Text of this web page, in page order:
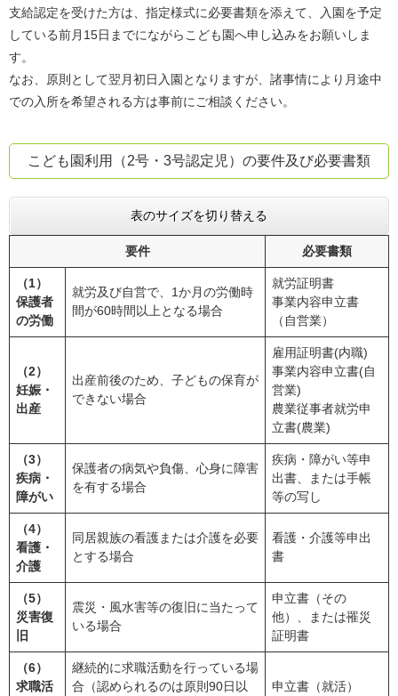
支給認定を受けた方は、指定様式に必要書類を添えて、入園を予定
している前月15日までにながらこども園へ申し込みをお願いしま
す。
なお、原則として翌月初日入園となりますが、諸事情により月途中
での入所を希望される方は事前にご相談ください。
こども園利用（2号・3号認定児）の要件及び必要書類
表のサイズを切り替える
要件 必要書類
（1）
保護者
の労働
就労及び自営で、1か月の労働時
間が60時間以上となる場合
就労証明書
事業内容申立書
（自営業）
（2）
妊娠・
出産
出産前後のため、子どもの保育が
できない場合
雇用証明書(内職)
事業内容申立書(自
営業)
農業従事者就労申
立書(農業)
（3）
疾病・
障がい
保護者の病気や負傷、心身に障害
を有する場合
疾病・障がい等申
出書、または手帳
等の写し
（4）
看護・
介護
同居親族の看護または介護を必要
とする場合
看護・介護等申出
書
（5）
災害復
旧
震災・風水害等の復旧に当たって
いる場合
申立書（その
他）、または罹災
証明書
（6）
求職活
継続的に求職活動を行っている場
合（認められるのは原則90日以
申立書（就活）